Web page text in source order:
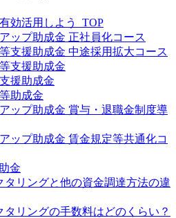
効活用しよう_TOP
ップ助成金 正社員化コース
支援助成金 中途採用拡大コース
支援助成金
援助成金
助成金
ップ助成金 賞与・退職金制度導
ップ助成金 賃金規定等共通化コ
金
タリングと他の資金調達方法の違
タリングの手数料はどのくらい？